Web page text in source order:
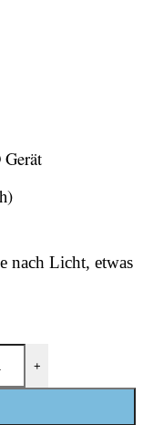
nach Licht, etwas
+